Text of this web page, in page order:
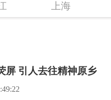
上海
屏 引人去往精神原乡